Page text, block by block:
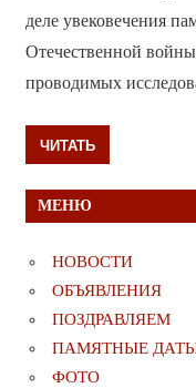
деле увековечения
Отечественной
проводимых
ЧИТАТЬ
МЕНЮ
НОВОСТИ
ОБЪЯВЛЕНИЯ
ПОЗДРАВЛЯЕМ
ПАМЯТНЫЕ
ФОТО